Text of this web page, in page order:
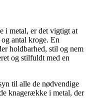
i metal, er det vigtigt at
antal kroge. En
holdbarhed, stil og nem
og stilfuldt med en
til alle de nødvendige
knagerække i metal, der